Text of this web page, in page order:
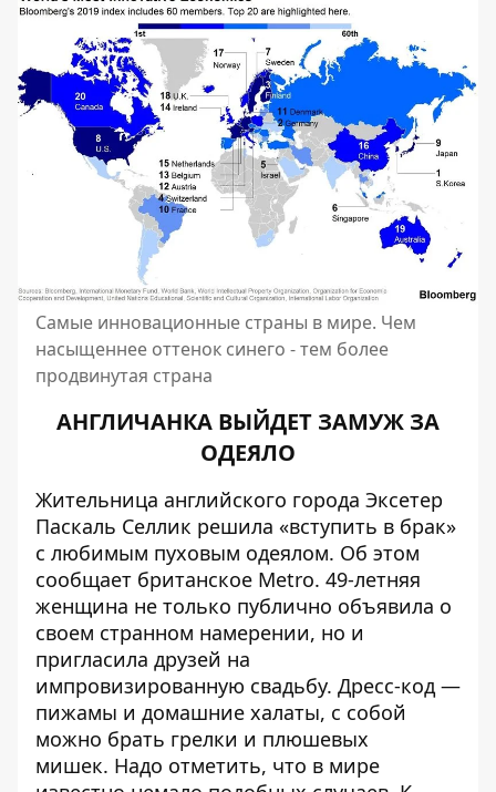
Самые инновационные страны в мире. Чем
насыщеннее оттенок синего - тем более
продвинутая страна
АНГЛИЧАНКА ВЫЙДЕТ ЗАМУЖ ЗА
ОДЕЯЛО
Жительница английского города Эксетер
Паскаль Селлик решила «вступить в брак»
с любимым пуховым одеялом. Об этом
сообщает британское Metro. 49-летняя
женщина не только публично объявила о
своем странном намерении, но и
пригласила друзей на
импровизированную свадьбу. Дресс-код —
пижамы и домашние халаты, с собой
можно брать грелки и плюшевых
мишек. Надо отметить, что в мире